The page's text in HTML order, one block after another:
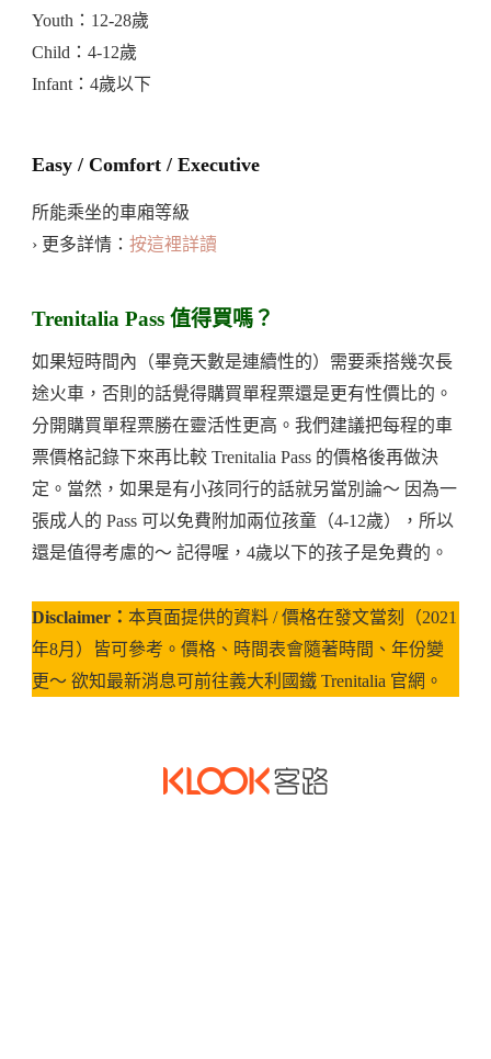
Youth：12-28歲
Child：4-12歲
Infant：4歲以下
Easy / Comfort / Executive
所能乘坐的車廂等級
› 更多詳情： 按這裡詳讀
Trenitalia Pass 值得買嗎？
如果短時間內（畢竟天數是連續性的）需要乘搭幾次長
途火車，否則的話覺得購買單程票還是更有性價比的。
分開購買單程票勝在靈活性更高。我們建議把每程的車
票價格記錄下來再比較 Trenitalia Pass 的價格後再做決
定。當然，如果是有小孩同行的話就另當別論～ 因為一
張成人的 Pass 可以免費附加兩位孩童（4-12歲），所以
還是值得考慮的～ 記得喔，4歲以下的孩子是免費的。
Disclaimer： 本頁面提供的資料 / 價格在發文當刻（2021
年8月）皆可參考。價格、時間表會隨著時間、年份變
更～ 欲知最新消息可前往義大利國鐵 Trenitalia 官網。